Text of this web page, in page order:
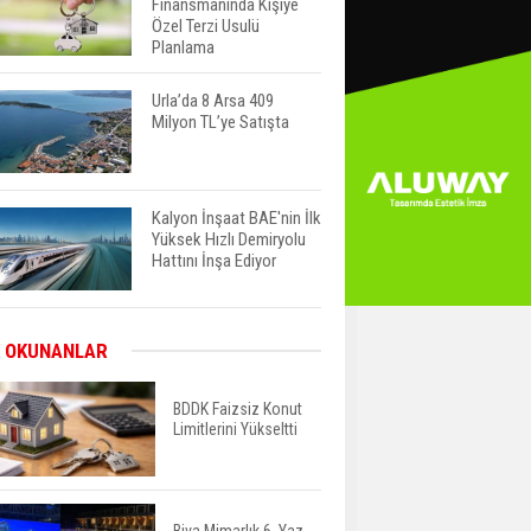
Finansmanında Kişiye
Özel Terzi Usulü
Planlama
Urla’da 8 Arsa 409
Milyon TL’ye Satışta
Kalyon İnşaat BAE'nin İlk
Yüksek Hızlı Demiryolu
Hattını İnşa Ediyor
Yüksek Seviyesinde
ve İş Yerini Satışa
Sunuyor
OKUNANLAR
BDDK Faizsiz Konut
Limitlerini Yükseltti